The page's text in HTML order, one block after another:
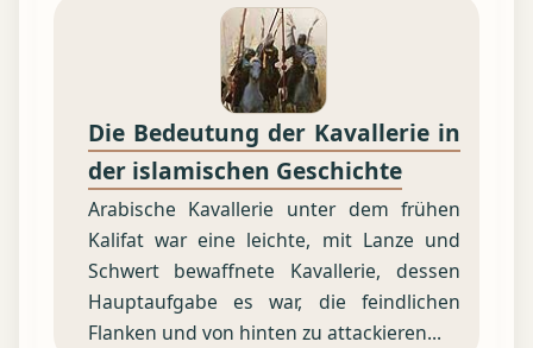
Die Bedeutung der Kavallerie in
der islamischen Geschichte
Arabische Kavallerie unter dem frühen
Kalifat war eine leichte, mit Lanze und
Schwert bewaffnete Kavallerie, dessen
Hauptaufgabe es war, die feindlichen
Flanken und von hinten zu attackieren...